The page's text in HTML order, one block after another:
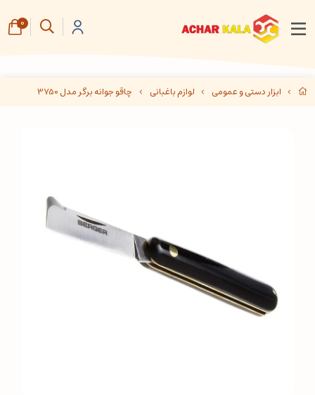
ابزار دستی و عمومی لوازم باغبانی چاقو جوانه برگر مدل 3750
0